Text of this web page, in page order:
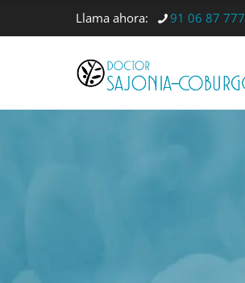
Llama ahora: 91 06 87 777